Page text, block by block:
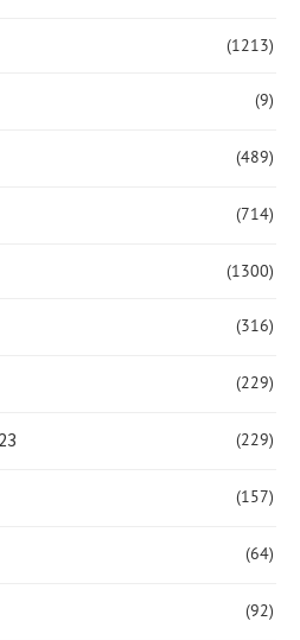
(1213)
(9)
(489)
(714)
(1300)
(316)
(229)
(229)
(157)
(64)
(92)